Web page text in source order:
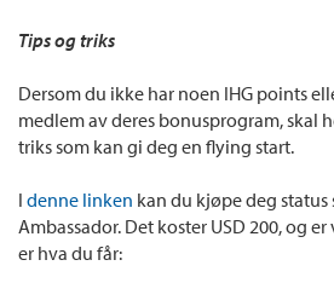
Tips og triks
Dersom du ikke har noen IHG points
medlem av deres bonusprogram, skal
triks som kan gi deg en flying start.
I denne linken kan du kjøpe deg
Ambassador. Det koster USD 200, og
er hva du får: